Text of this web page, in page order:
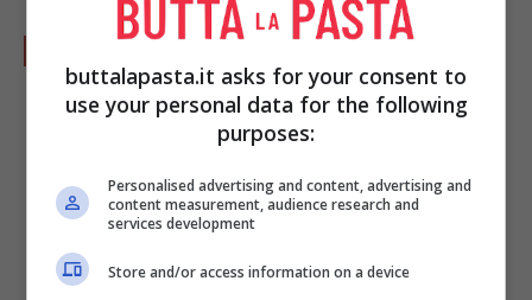
teglia a 180° per circa 30 minuti. Vi
suggeriamo di togliere la parmigiana dal
dorata, con quella leggera crosticina che
renderà ancora più gustosa la pietanza!
buttalapasta.it asks for your consent to
use your personal data for the following
purposes:
Personalised advertising and content, advertising and
content measurement, audience research and
services development
Store and/or access information on a device